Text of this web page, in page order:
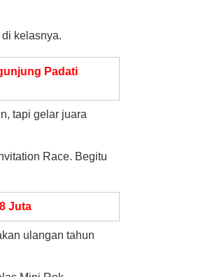
kelasnya.
Padati
tapi gelar juara
Race. Begitu
Juta
ulangan tahun